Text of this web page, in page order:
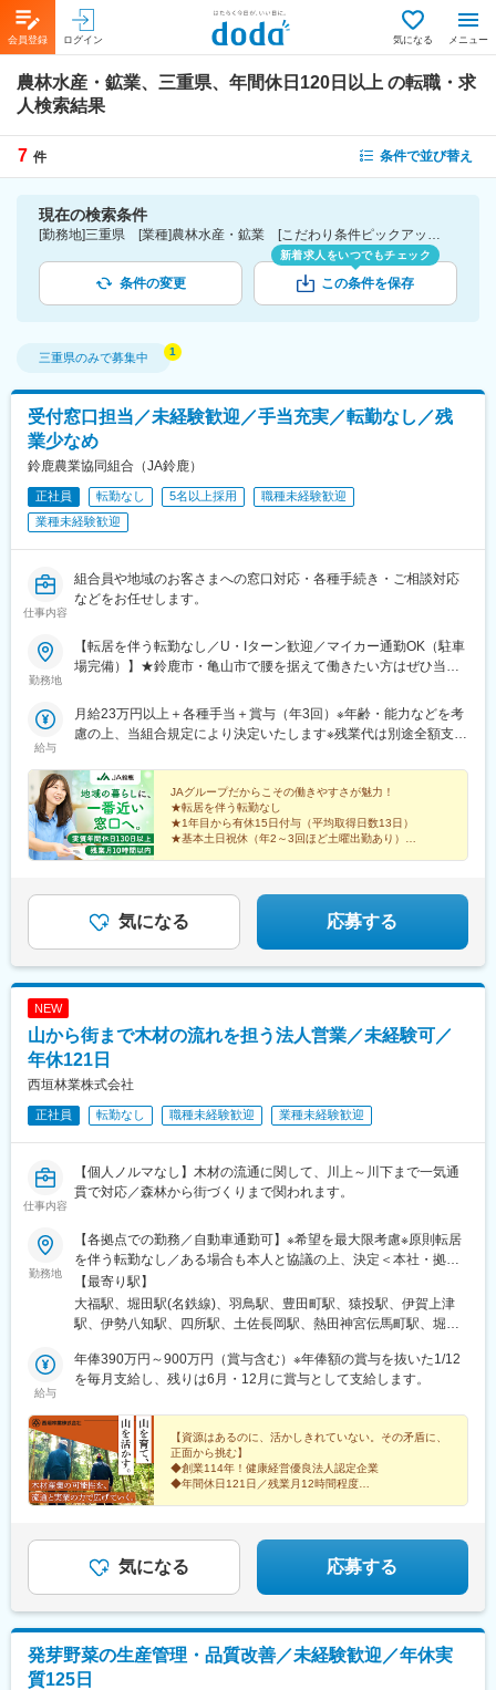
会員登録 ログイン 気になる メニュー
農林水産・鉱業、三重県、年間休日120日以上 の転職・求
人検索結果
7 件 条件で並び替え
現在の検索条件
[勤務地]三重県 [業種]農林水産・鉱業 [こだわり条件ピックアップ]年間休日120日以上 [詳細条件](休日・働き方)年間休日120日以上
条件の変更
新着求人をいつでもチェック
この条件を保存
三重県のみで募集中
受付窓口担当／未経験歓迎／手当充実／転勤なし／残
業少なめ
鈴鹿農業協同組合（JA鈴鹿）
正社員 転勤なし 5名以上採用
職種未経験歓迎
業種未経験歓迎
仕事内容
組合員や地域のお客さまへの窓口対応・各種手続き・ご相談対応
などをお任せします。
勤務地
【転居を伴う転勤なし／U・Iターン歓迎／マイカー通勤OK（駐車
場完備）】★鈴鹿市・亀山市で腰を据えて働きたい方はぜひ当組
サテライト店のいずれかへの配属になります。詳細な住所はHPを
ご確認ください。★鈴鹿市・亀山市以外での勤務はありません。
駅」より車で8分近鉄鈴鹿線「鈴鹿市駅」より車で8分【支店、サ
テライト店】支店、サテライト店により異なります。※受動喫煙防
止対策あり
給与
月給23万円以上＋各種手当＋賞与（年3回）※年齢・能力などを考
慮の上、当組合規定により決定いたします※残業代は別途全額支給
JAグループだからこその働きやすさが魅力！
★転居を伴う転勤なし
★1年目から有休15日付与（平均取得日数13日）
★基本土日祝休（年2～3回ほど土曜出勤あり）
気になる 応募する
NEW
山から街まで木材の流れを担う法人営業／未経験可／
年休121日
西垣林業株式会社
正社員 転勤なし 職種未経験歓迎 業種未経験歓迎
仕事内容
【個人ノルマなし】木材の流通に関して、川上～川下まで一気通
貫で対応／森林から街づくりまで関われます。
勤務地
【各拠点での勤務／自動車通勤可】※希望を最大限考慮※原則転居
を伴う転勤なし／ある場合も本人と協議の上、決定＜本社・拠点
＞◆桜井本社／奈良県桜井市大字戒重137 （最寄り駅／大福駅）
◆名古屋本社／愛知県名古屋市瑞穂区桃園町3-23（最寄り駅／堀
田駅）◆茨城事業所／茨城県小美玉市鶴田字兵庫久保730-5（最寄
1（最寄り駅／豊田町駅）◆豊田事業所・豊田工場／愛知県豊田市
御船町山ノ神56-116（最寄り駅／猿投駅）◆三重事業所マルタピ
所美杉木材市場／三重県津市美杉町八知5412番地（最寄り駅／伊
勢八知駅）◆舞鶴事業所・舞鶴工場／京都府舞鶴市大字喜多小字
片渕243-4（最寄り駅／四所駅・西舞鶴駅）◆四国事業所／高知県
南国市蛍が丘1-1-1 304号室（最寄り駅／土佐長岡駅）※受動喫煙
対策あり
【最寄り駅】
大福駅、堀田駅(名鉄線)、羽鳥駅、豊田町駅、猿投駅、伊賀上津
駅、伊勢八知駅、四所駅、土佐長岡駅、熱田神宮伝馬町駅、堀田
給与
年俸390万円～900万円（賞与含む）※年俸額の賞与を抜いた1/12
を毎月支給し、残りは6月・12月に賞与として支給します。
【資源はあるのに、活かしきれていない。その矛盾に、
正面から挑む】
◆創業114年！健康経営優良法人認定企業
◆年間休日121日／残業月12時間程度
気になる 応募する
発芽野菜の生産管理・品質改善／未経験歓迎／年休実
質125日